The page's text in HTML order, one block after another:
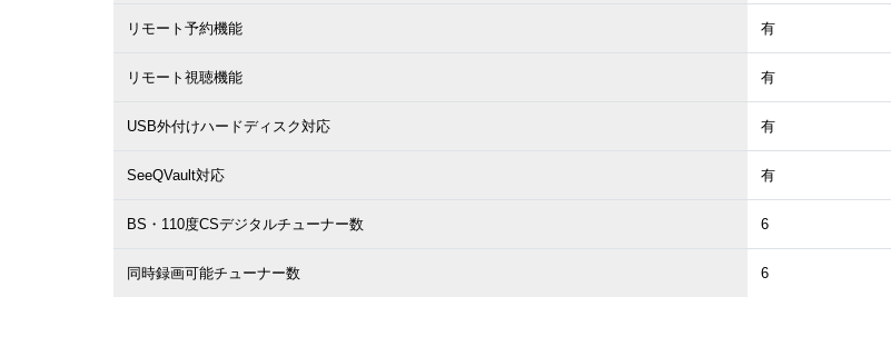
リモート予約機能 有
リモート視聴機能 有
USB外付けハードディスク対応 有
SeeQVault対応 有
BS・110度CSデジタルチューナー数 6
同時録画可能チューナー数 6